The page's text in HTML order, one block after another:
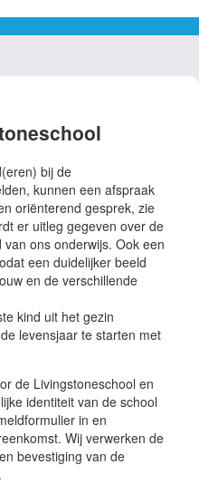
bij de
kunnen een afspraak
oriënterend gesprek, zie
er uitleg gegeven over de
ons onderwijs. Ook een
een duidelijker beeld
en de verschillende
kind uit het gezin
levensjaar te starten met
de Livingstoneschool en
identiteit van de school
in en
Wij verwerken de
bevestiging van de